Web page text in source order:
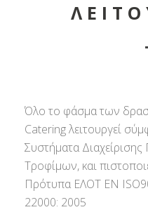
Όλο το φάσμα των
Catering λειτουργεί
Συστήματα
Τροφίμων, και
Πρότυπα ΕΛΟΤ ΕΝ
22000: 2005